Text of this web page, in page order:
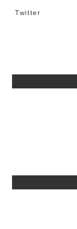
Twitter